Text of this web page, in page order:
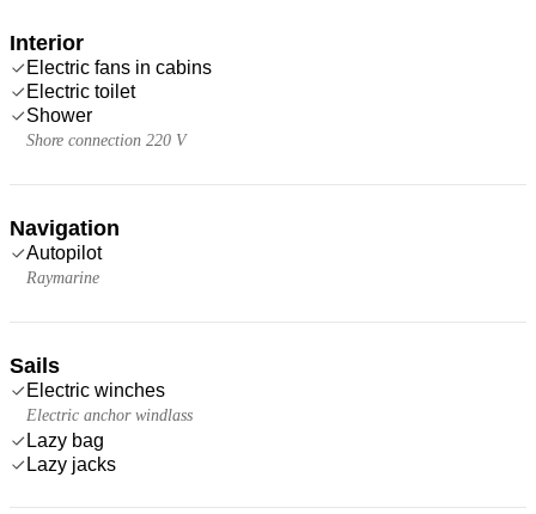
Interior
Electric fans in cabins
Electric toilet
Shower
Shore connection 220 V
Navigation
Autopilot
Raymarine
Sails
Electric winches
Electric anchor windlass
Lazy bag
Lazy jacks